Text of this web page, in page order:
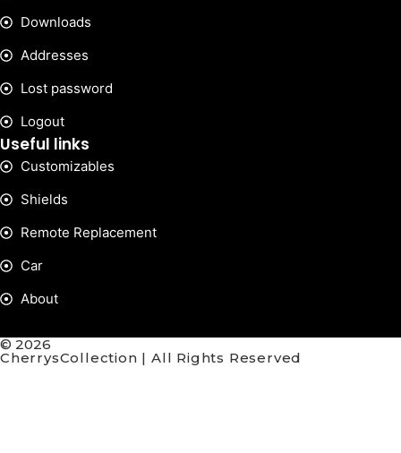
Downloads
Addresses
Lost password
Logout
Useful links
Customizables
Shields
Remote Replacement
Car
About
© 2026
CherrysCollection | All Rights Reserved